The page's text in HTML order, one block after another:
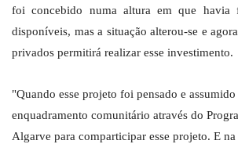
foi concebido numa altura em que havia
disponíveis, mas a situação alterou-se e
privados permitirá realizar esse investimento.
"Quando esse projeto foi pensado e
enquadramento comunitário através do
Algarve para comparticipar esse projeto. E